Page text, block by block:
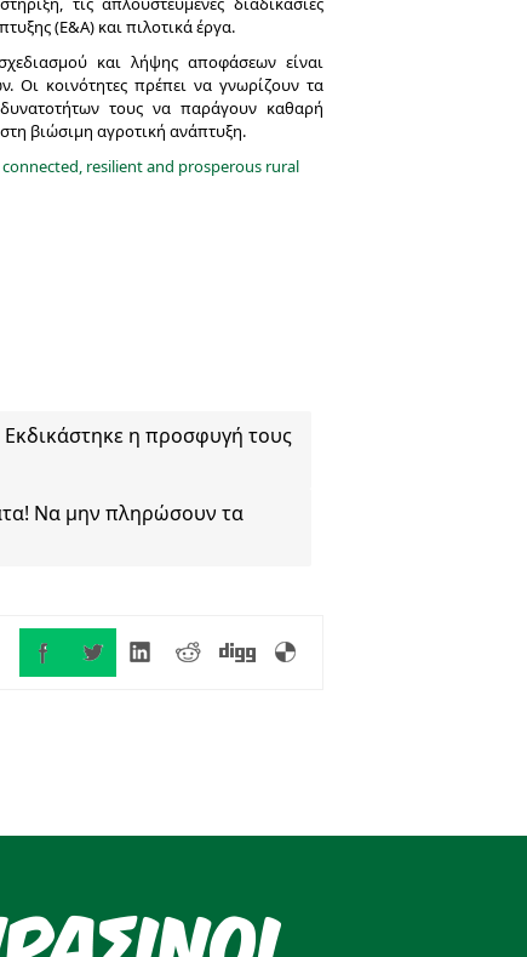
(Ε&Α) και πιλοτικά έργα.
και λήψης αποφάσεων είναι
Οι κοινότητες πρέπει να γνωρίζουν τα
τους να παράγουν καθαρή
βιώσιμη αγροτική ανάπτυξη.
connected, resilient and prosperous rural
η προσφυγή τους
Να μην πληρώσουν τα